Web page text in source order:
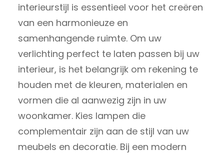
interieurstijl is essentieel voor het creëren
van een harmonieuze en
samenhangende ruimte. Om uw
verlichting perfect te laten passen bij uw
interieur, is het belangrijk om rekening te
houden met de kleuren, materialen en
vormen die al aanwezig zijn in uw
woonkamer. Kies lampen die
complementair zijn aan de stijl van uw
meubels en decoratie. Bij een modern